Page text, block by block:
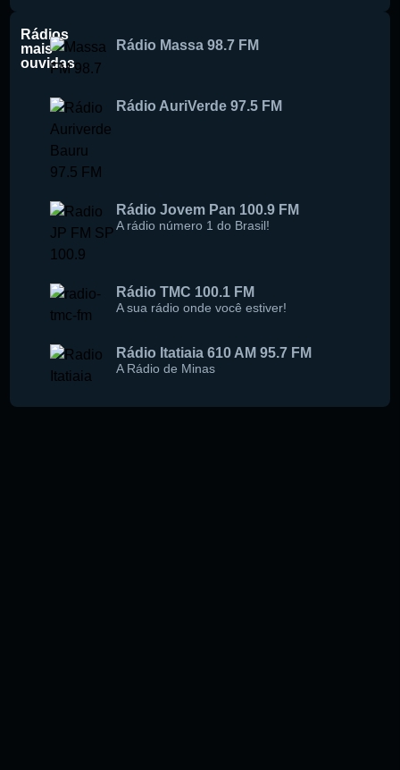
Rádios
mais
ouvidas
Rádio Massa 98.7 FM
Rádio AuriVerde 97.5 FM
Rádio Jovem Pan 100.9 FM
A rádio número 1 do Brasil!
Rádio TMC 100.1 FM
A sua rádio onde você estiver!
Rádio Itatiaia 610 AM 95.7 FM
A Rádio de Minas